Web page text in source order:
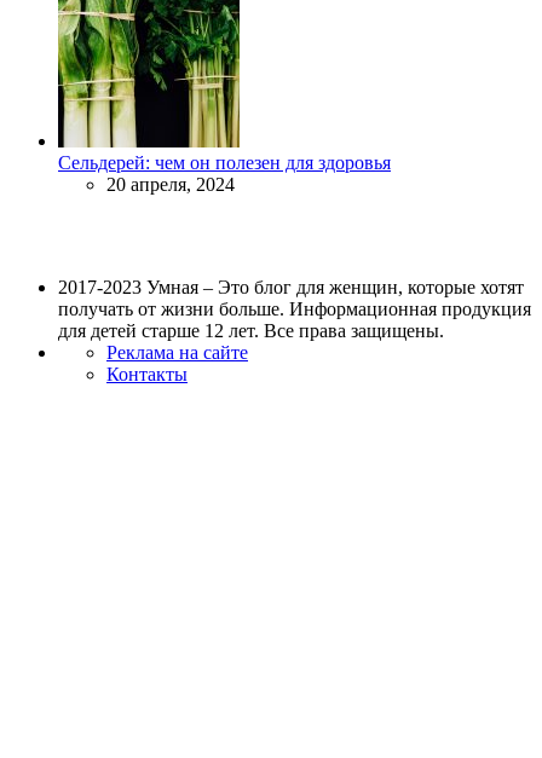
Сельдерей: чем он полезен для здоровья
20 апреля, 2024
2017-2023 Умная – Это блог для женщин, которые хотят
получать от жизни больше. Информационная продукция
для детей старше 12 лет. Все права защищены.
Реклама на сайте
Контакты